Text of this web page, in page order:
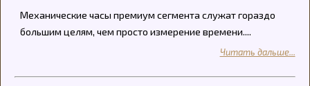
Механические часы премиум сегмента служат гораздо
большим целям, чем просто измерение времени....
Читать дальше...